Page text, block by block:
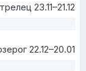
23.11–21.12
22.12–20.01